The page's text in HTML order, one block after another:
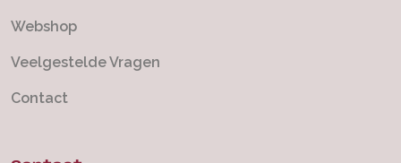
Webshop
Veelgestelde Vragen
Contact